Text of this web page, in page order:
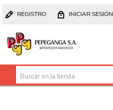
REGISTRO INICIAR SESIÓN